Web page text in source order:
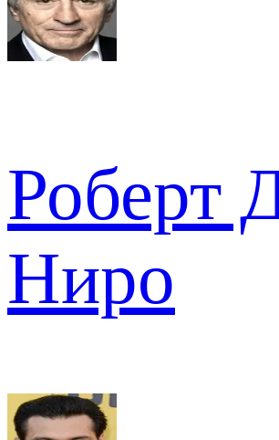
Роберт
Ниро